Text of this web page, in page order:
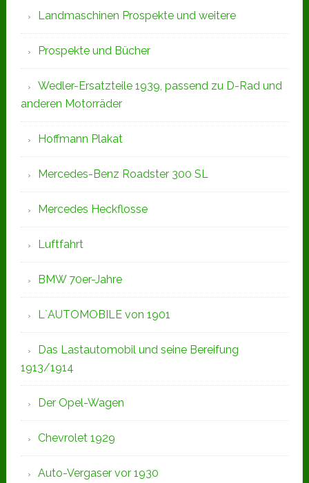
Landmaschinen Prospekte und weitere
Prospekte und Bücher
Wedler-Ersatzteile 1939, passend zu D-Rad und
anderen Motorräder
Hoffmann Plakat
Mercedes-Benz Roadster 300 SL
Mercedes Heckflosse
Luftfahrt
BMW 70er-Jahre
L`AUTOMOBILE von 1901
Das Lastautomobil und seine Bereifung
1913/1914
Der Opel-Wagen
Chevrolet 1929
Auto-Vergaser vor 1930